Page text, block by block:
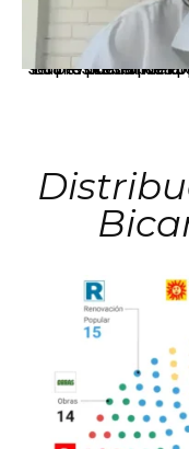
La presidenta Keiko Fujimori informó que la solicitud de indulto